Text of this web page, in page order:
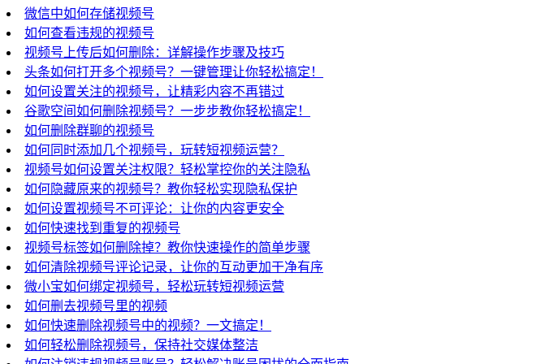
微信中如何存储视频号
如何查看违规的视频号
视频号上传后如何删除：详解操作步骤及技巧
头条如何打开多个视频号？一键管理让你轻松搞定！
如何设置关注的视频号，让精彩内容不再错过
谷歌空间如何删除视频号？一步步教你轻松搞定！
如何删除群聊的视频号
如何同时添加几个视频号，玩转短视频运营？
视频号如何设置关注权限？轻松掌控你的关注隐私
如何隐藏原来的视频号？教你轻松实现隐私保护
如何设置视频号不可评论：让你的内容更安全
如何快速找到重复的视频号
视频号标签如何删除掉？教你快速操作的简单步骤
如何清除视频号评论记录，让你的互动更加干净有序
微小宝如何绑定视频号，轻松玩转短视频运营
如何删去视频号里的视频
如何快速删除视频号中的视频？一文搞定！
如何轻松删除视频号，保持社交媒体整洁